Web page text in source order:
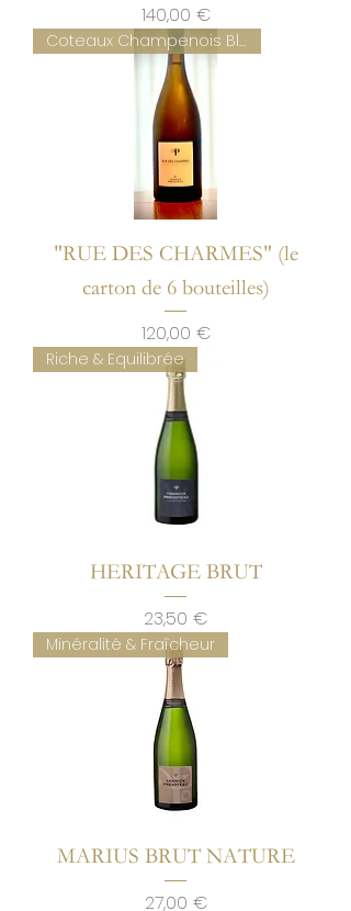
Prix
140,00 €
Coteaux Champenois Blanc
"RUE DES CHARMES" (le
carton de 6 bouteilles)
Prix
120,00 €
Riche & Equilibrée
HERITAGE BRUT
Prix
23,50 €
Minéralité & Fraîcheur
MARIUS BRUT NATURE
Prix
27,00 €